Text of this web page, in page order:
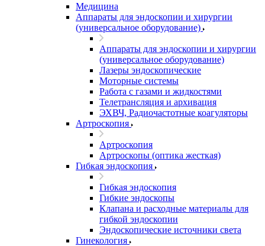
Медицина
Аппараты для эндоскопии и хирургии
(универсальное оборудование)
Аппараты для эндоскопии и хирургии
(универсальное оборудование)
Лазеры эндоскопические
Моторные системы
Работа с газами и жидкостями
Телетрансляция и архивация
ЭХВЧ, Радиочастотные коагуляторы
Артроскопия
Артроскопия
Артроскопы (оптика жесткая)
Гибкая эндоскопия
Гибкая эндоскопия
Гибкие эндоскопы
Клапана и расходные материалы для
гибкой эндоскопии
Эндоскопические источники света
Гинекология